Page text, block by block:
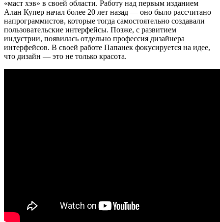
«маст хэв» в своей области. Работу над первым изданием
Алан Купер начал более 20 лет назад — оно было рассчитано
напрограммистов, которые тогда самостоятельно создавали
пользовательские интерфейсы. Позже, с развитием
индустрии, появилась отдельно профессия дизайнера
интерфейсов. В своей работе Папанек фокусируется на идее,
что дизайн — это не только красота.